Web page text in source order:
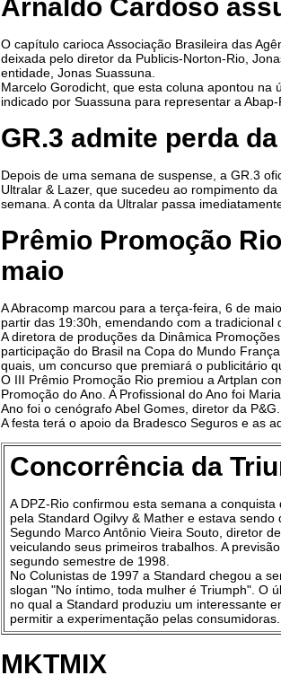
Arnaldo Cardoso
O capítulo carioca Associação Brasileira das
deixada pelo diretor da Publicis-Norton-Rio,
entidade, Jonas Suassuna.
Marcelo Gorodicht, que esta coluna apontou
indicado por Suassuna para representar a
GR.3 admite perda
Depois de uma semana de suspense, a GR.3
Ultralar & Lazer, que sucedeu ao rompimento
semana. A conta da Ultralar passa
Prêmio Promoção
maio
A Abracomp marcou para a terça-feira, 6 de
partir das 19:30h, emendando com a
A diretora de produções da Dinâmica
participação do Brasil na Copa do Mundo
quais, um concurso que premiará o publicitário
O III Prêmio Promoção Rio premiou a Artplan
Promoção do Ano. A Profissional do Ano foi
Ano foi o cenógrafo Abel Gomes, diretor da P&G.
A festa terá o apoio da Bradesco Seguros e as
Concorrência da
A DPZ-Rio confirmou esta semana a
pela Standard Ogilvy & Mather e estava
Segundo Marco Antônio Vieira Souto, diretor
veiculando seus primeiros trabalhos. A
segundo semestre de 1998.
No Colunistas de 1997 a Standard chegou a
slogan "No íntimo, toda mulher é Triumph". O
no qual a Standard produziu um interessante
permitir a experimentação pelas consumidoras.
MKTMIX